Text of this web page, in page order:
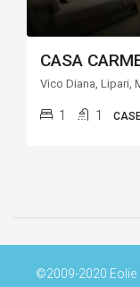
CASA
Vico Diana, Lipari,
1 1
©2009-2020 Eolie